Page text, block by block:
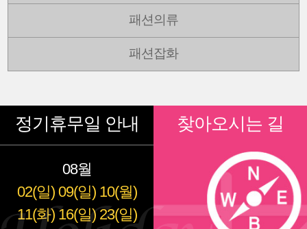
패션의류
패션잡화
정기휴무일 안내
08월
02(일) 09(일) 10(월)
11(화) 16(일) 23(일)
찾아오시는 길